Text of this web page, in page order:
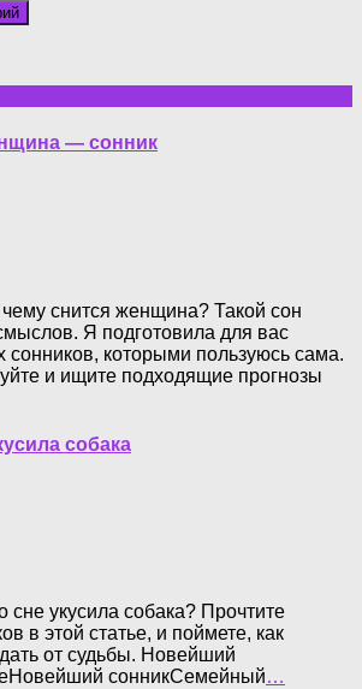
— сонник
чему снится женщина? Такой сон
Я подготовила для вас
сонников, которыми пользуюсь сама.
и ищите подходящие прогнозы
собака
сне укусила собака? Прочтите
в этой статье, и поймете, как
от судьбы. Новейший
сонникСемейный…